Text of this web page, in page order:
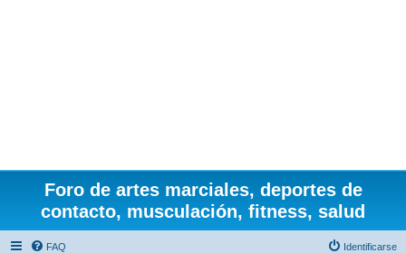
Foro de artes marciales, deportes de
contacto, musculación, fitness, salud
FAQ Identificarse